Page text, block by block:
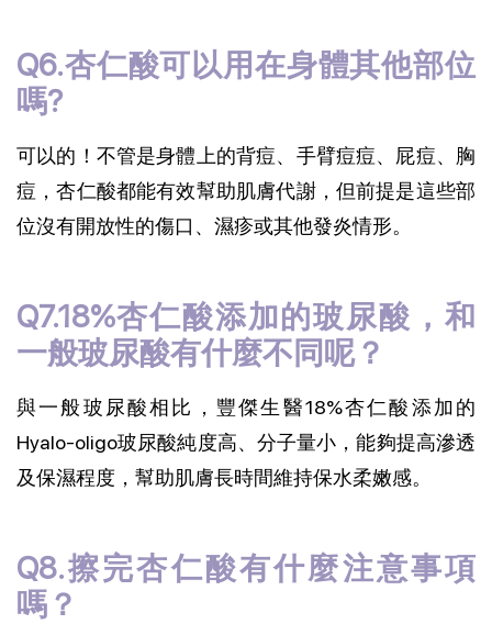
Q6.杏仁酸可以用在身體其他部位
嗎?
可以的！不管是身體上的背痘、手臂痘痘、屁痘、胸
痘，杏仁酸都能有效幫助肌膚代謝，但前提是這些部
位沒有開放性的傷口、濕疹或其他發炎情形。
Q7.18%杏仁酸添加的玻尿酸，和
一般玻尿酸有什麼不同呢？
與一般玻尿酸相比，豐傑生醫18%杏仁酸添加的
Hyalo-oligo玻尿酸純度高、分子量小，能夠提高滲透
及保濕程度，幫助肌膚長時間維持保水柔嫩感。
Q8.擦完杏仁酸有什麼注意事項
嗎？